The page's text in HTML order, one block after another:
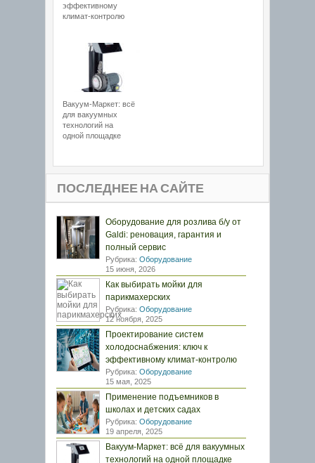
эффективному
климат-контролю
Вакуум-Маркет: всё
для вакуумных
технологий на
одной площадке
ПОСЛЕДНЕЕ НА САЙТЕ
Оборудование для розлива б/у от
Galdi: реновация, гарантия и
полный сервис
Рубрика: Оборудование
15 июня, 2026
Как выбирать мойки для
парикмахерских
Рубрика: Оборудование
12 ноября, 2025
Проектирование систем
холодоснабжения: ключ к
эффективному климат-контролю
Рубрика: Оборудование
15 мая, 2025
Применение подъемников в
школах и детских садах
Рубрика: Оборудование
19 апреля, 2025
Вакуум-Маркет: всё для вакуумных
технологий на одной площадке